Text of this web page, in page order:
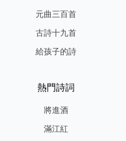
元曲三百首
古詩十九首
給孩子的詩
熱門詩詞
將進酒
滿江紅